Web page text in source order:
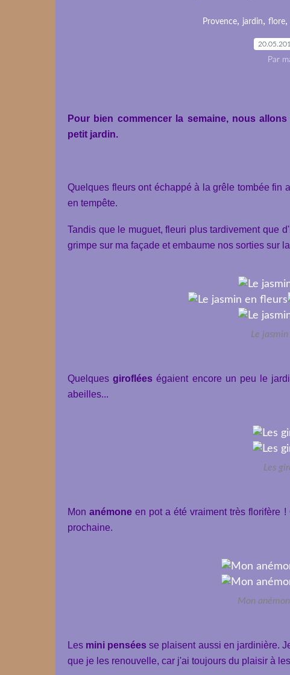
Provence, jardin, flore,
Par
Pour bien commencer la semaine, nous
petit jardin.
Quelques fleurs ont échappé à la grêle tombée fin
en tempête.
Tandis que le muguet, fleuri plus tardivement que
grimpe sur ma façade et embaume nos sorties sur
Le
Quelquesgiroflées égaient encore un peu le
abeilles...
Les
Mon anémone en pot a été vraiment très florifère
prochaine.
Mon
Les mini penséesse plaisent aussi en jardinière.
que je les renouvelle, car j'ai toujours du plaisir à